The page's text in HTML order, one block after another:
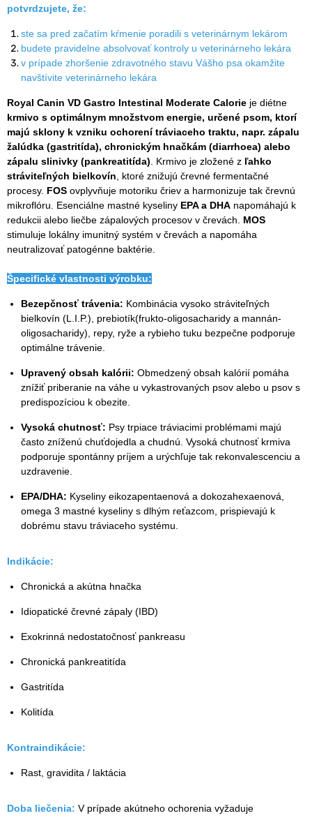
potvrdzujete, že:
ste sa pred začatím kŕmenie poradili s veterinárnym lekárom
budete pravidelne absolvovať kontroly u veterinárneho lekára
v prípade zhoršenie zdravotného stavu Vášho psa okamžite
navštívite veterinárneho lekára
Royal Canin VD Gastro Intestinal Moderate Calorie je diétne
krmivo s optimálnym množstvom energie, určené psom, ktorí
majú sklony k vzniku ochorení tráviaceho traktu, napr. zápalu
žalúdka (gastritída), chronickým hnačkám (diarrhoea) alebo
zápalu slinivky (pankreatitída) . Krmivo je zložené z ľahko
stráviteľných bielkovín , ktoré znižujú črevné fermentačné
procesy. FOS ovplyvňuje motoriku čriev a harmonizuje tak črevnú
mikroflóru. Esenciálne mastné kyseliny EPA a DHA napomáhajú k
redukcii alebo liečbe zápalových procesov v črevách. MOS
stimuluje lokálny imunitný systém v črevách a napomáha
neutralizovať patogénne baktérie.
Špecifické vlastnosti výrobku:
Bezepčnosť trávenia: Kombinácia vysoko stráviteľných
bielkovín (L.I.P.), prebiotík(frukto-oligosacharidy a mannán-
oligosacharidy), repy, ryže a rybieho tuku bezpečne podporuje
optimálne trávenie.
Upravený obsah kalórii: Obmedzený obsah kalórií pomáha
znížiť priberanie na váhe u vykastrovaných psov alebo u psov s
predispozíciou k obezite.
Vysoká chutnosť: Psy trpiace tráviacimi problémami majú
často zníženú chuťdojedla a chudnú. Vysoká chutnosť krmiva
podporuje spontánny príjem a urýchľuje tak rekonvalescenciu a
uzdravenie.
EPA/DHA: Kyseliny eikozapentaenová a dokozahexaenová,
omega 3 mastné kyseliny s dlhým reťazcom, prispievajú k
dobrému stavu tráviaceho systému.
Indikácie:
Chronická a akútna hnačka
Idiopatické črevné zápaly (IBD)
Exokrinná nedostatočnosť pankreasu
Chronická pankreatitída
Gastritída
Kolitída
Kontraindikácie:
Rast, gravidita / laktácia
Doba liečenia: V prípade akútneho ochorenia vyžaduje